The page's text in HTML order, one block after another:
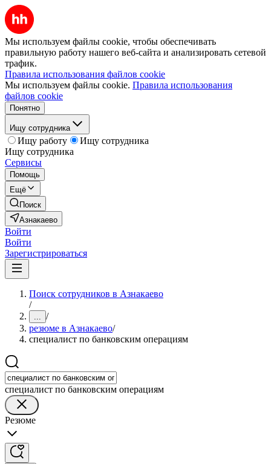
Мы используем файлы cookie, чтобы обеспечивать
правильную работу нашего веб-сайта и анализировать сетевой
трафик.
Правила использования файлов cookie
Мы используем файлы cookie. Правила использования
файлов cookie
Понятно
Ищу сотрудника
Ищу работу
Ищу сотрудника
Ищу сотрудника
Сервисы
Помощь
Ещё
Поиск
Азнакаево
Войти
Войти
Зарегистрироваться
Поиск сотрудников в Азнакаево
/
... /
резюме в Азнакаево/
специалист по банковским операциям
специалист по банковским операциям
Резюме